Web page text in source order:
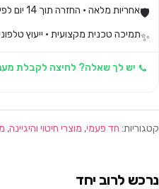
🛡️אחריות מלאה · החזרה תוך 14 יום לפי חוק הגנת הצרכן
✨תמיכה טכנית מקצועית · ייעוץ
יש לך שאלה? לחיצה לקבלת
קטגוריות: חד פעמי, מוצרי חיטוי והיגיינה,
נרכש לרוב יחד